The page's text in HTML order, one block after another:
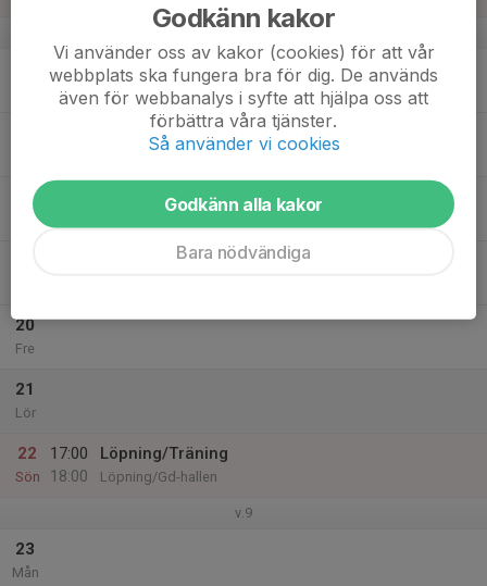
v.8
18
Ons
20
Fre
21
Lör
22
Sön
17:00
18:00
Löpning/Träning
Löpning/Gd-hallen
v.9
23
Mån
Godkänn kakor
Vi använder oss av kakor (cookies) för att vår
webbplats ska fungera bra för dig. De används
även för webbanalys i syfte att hjälpa oss att
förbättra våra tjänster.
Så använder vi cookies
Godkänn alla kakor
Bara nödvändiga